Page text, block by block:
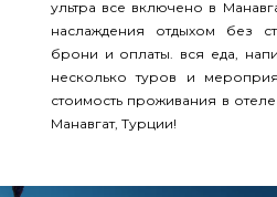
ультра все включено в
наслаждения отдыхом без
брони и оплаты. вся еда,
несколько туров и
стоимость проживания в
Манавгат, Турции!